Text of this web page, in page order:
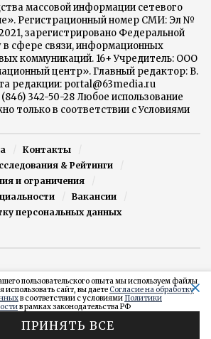
массовой информации сетевого
Регистрационный номер СМИ: Эл №
зарегистрировано Федеральной
в сфере связи, информационных
коммуникаций. 16+ Учредитель: ООО
центр». Главный редактор: В.
редакции: portal@63media.ru
342-50-28 Любое использование
только в соответствии с Условиями
Контакты
& Рейтинги
и ограничения
Вакансии
персональных данных
сайта от агентства
пользовательского опыта мы используем файлы
сайт, вы даетеСогласие на обработку
в соответствии с условиями Политики
в рамках законодательства РФ
ПРИНЯТЬ ВСЕ